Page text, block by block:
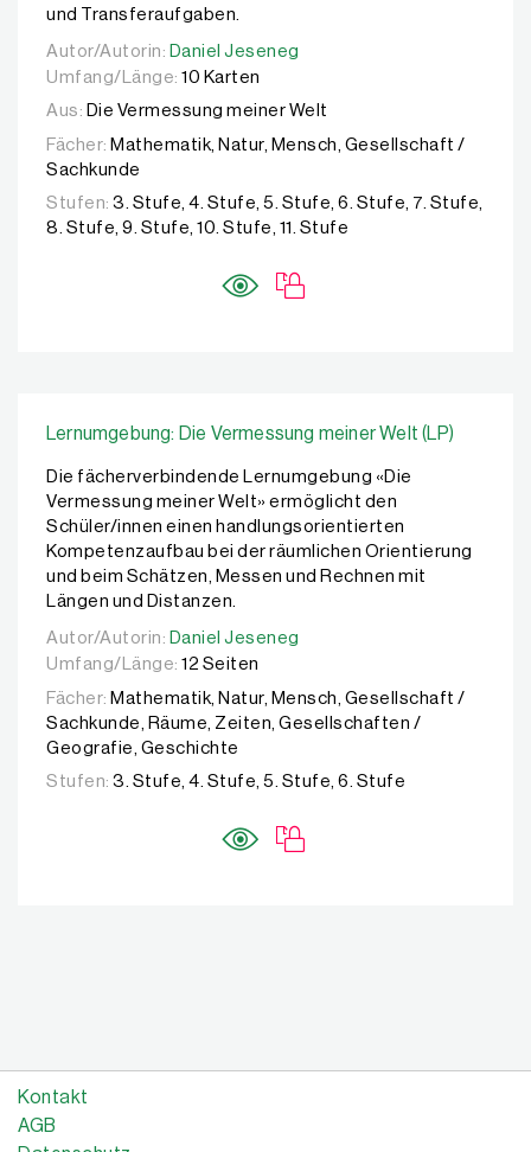
und Transferaufgaben.
Autor/Autorin: Daniel Jeseneg
Autor/Autorin: Daniel Jeseneg
Umfang/Länge: 10 Karten
Aus: Die Vermessung meiner Welt
Fächer: Mathematik, Natur, Mensch, Gesellschaft /
Sachkunde
Stufen: 3. Stufe, 4. Stufe, 5. Stufe, 6. Stufe, 7. Stufe,
8. Stufe, 9. Stufe, 10. Stufe, 11. Stufe
Lernumgebung: Die Vermessung meiner Welt (LP)
Die fächerverbindende Lernumgebung «Die
Vermessung meiner Welt» ermöglicht den
Schüler/innen einen handlungsorientierten
Kompetenzaufbau bei der räumlichen Orientierung
und beim Schätzen, Messen und Rechnen mit
Längen und Distanzen.
Autor/Autorin: Daniel Jeseneg
Autor/Autorin: Daniel Jeseneg
Umfang/Länge: 12 Seiten
Fächer: Mathematik, Natur, Mensch, Gesellschaft /
Sachkunde, Räume, Zeiten, Gesellschaften /
Geografie, Geschichte
Stufen: 3. Stufe, 4. Stufe, 5. Stufe, 6. Stufe
AGB
Kontakt